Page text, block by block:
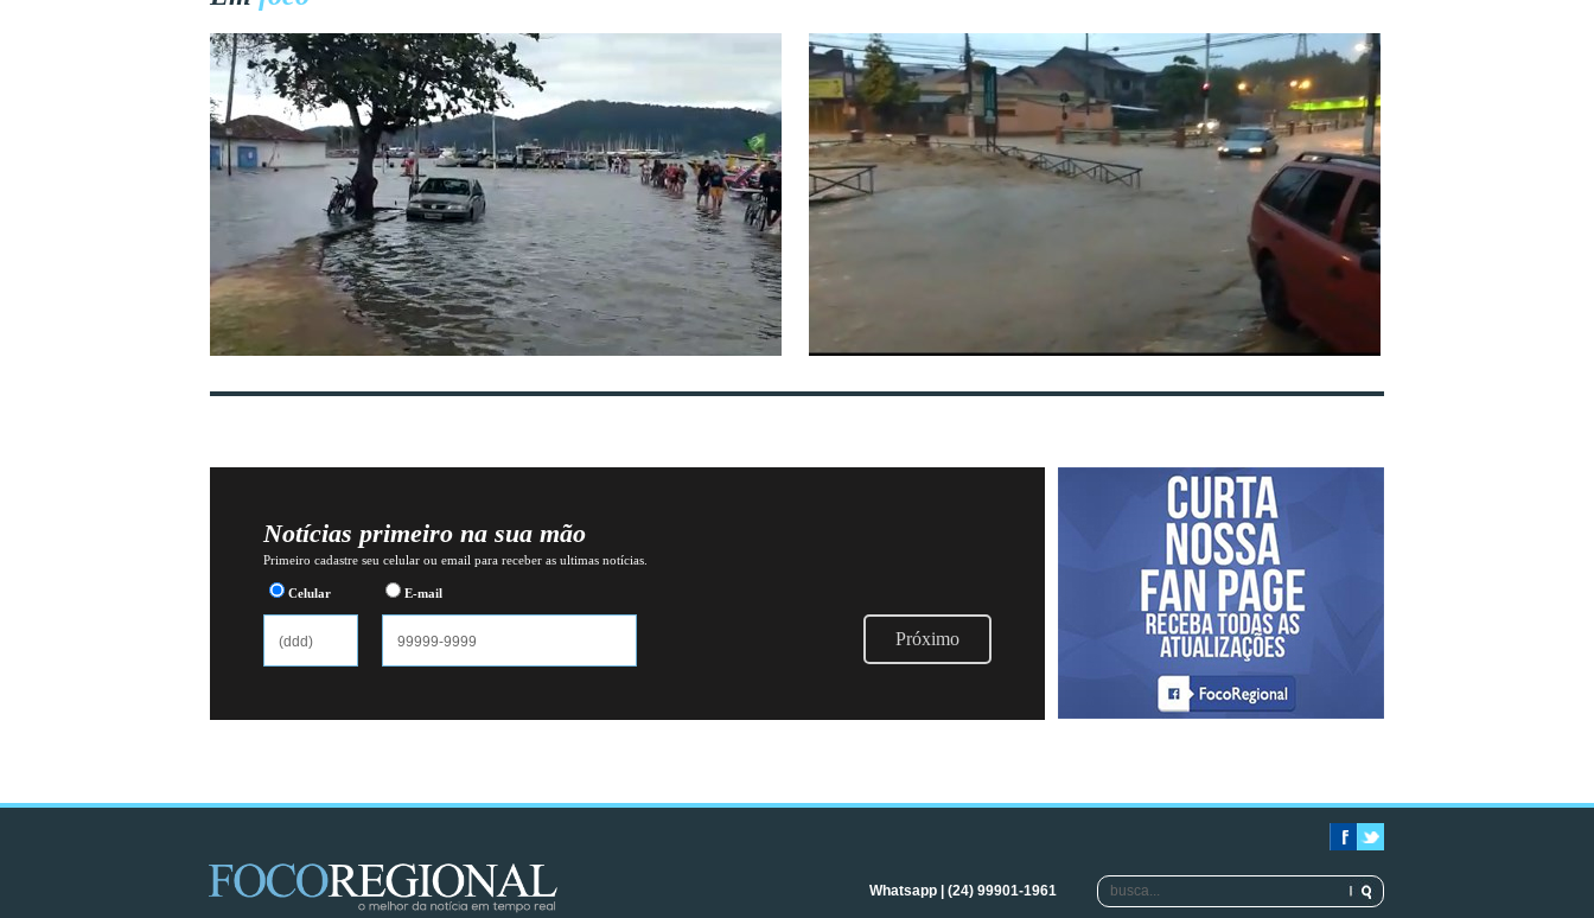
Notícias primeiro na sua mão
Primeiro cadastre seu celular ou email para receber as ultimas notícias.
Celular E-mail
Próximo
Whatsapp | (24) 99901-1961